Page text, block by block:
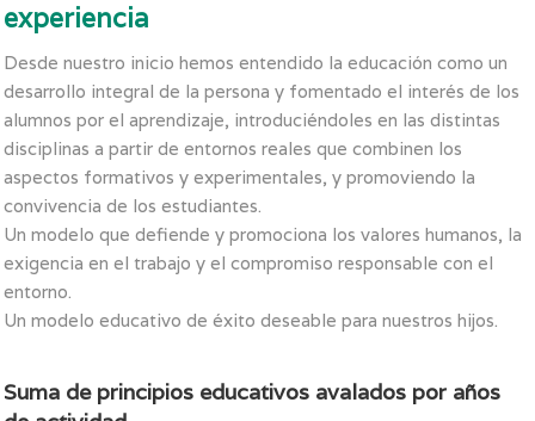
experiencia
Desde nuestro inicio hemos entendido la educación como un
desarrollo integral de la persona y fomentado el interés de los
alumnos por el aprendizaje, introduciéndoles en las distintas
disciplinas a partir de entornos reales que combinen los
aspectos formativos y experimentales, y promoviendo la
convivencia de los estudiantes.
Un modelo que defiende y promociona los valores humanos, la
exigencia en el trabajo y el compromiso responsable con el
entorno.
Un modelo educativo de éxito deseable para nuestros hijos.
Suma de principios educativos avalados por años